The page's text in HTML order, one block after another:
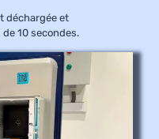
déchargée et
10 secondes.